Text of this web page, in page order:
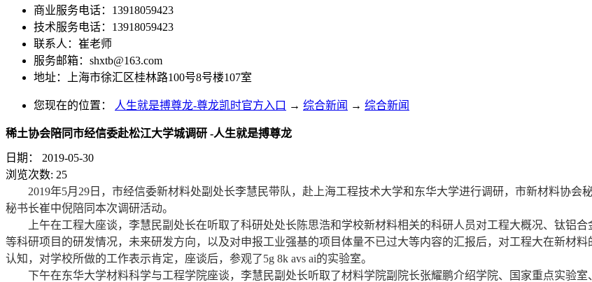
商业服务电话：13918059423
技术服务电话：13918059423
联系人：崔老师
服务邮箱： shxtb@163.com
地址：上海市徐汇区桂林路100号8号楼107室
您现在的位置： 人生就是搏尊龙-尊龙凯时官方入口 → 综合新闻 → 综合新闻
稀土协会陪同市经信委赴松江大学城调研 -人生就是搏尊龙
日期：
2019-05-30
浏览次数: 25
2019年5月29日，市经信委新材料处副处长李慧民带队，赴上海工程技术大学和东华大学进行调研，市新材料协会
秘书长崔中倪陪同本次调研活动。
上午在工程大座谈，李慧民副处长在听取了科研处处长陈思浩和学校新材料相关的科研人员对工程大概况、钛铝
等科研项目的研发情况，未来研发方向，以及对申报工业强基的项目体量不已过大等内容的汇报后，对工程大在新材
认知，对学校所做的工作表示肯定，座谈后，参观了5g 8k avs ai的实验室。
下午在东华大学材料科学与工程学院座谈，李慧民副处长听取了材料学院副院长张耀鹏介绍学院、国家重点实验室